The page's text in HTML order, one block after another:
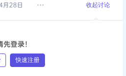
月28日 收起讨论
先登录！
快速注册